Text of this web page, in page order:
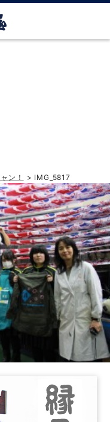
ン！ > IMG_5817